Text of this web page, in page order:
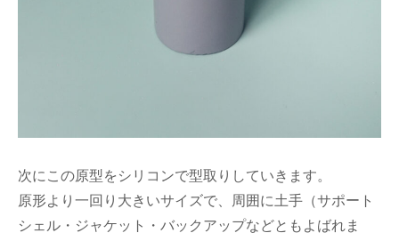
次にこの原型をシリコンで型取りしていきます。
原形より一回り大きいサイズで、周囲に土手（サポート
シェル・ジャケット・バックアップなどともよばれま